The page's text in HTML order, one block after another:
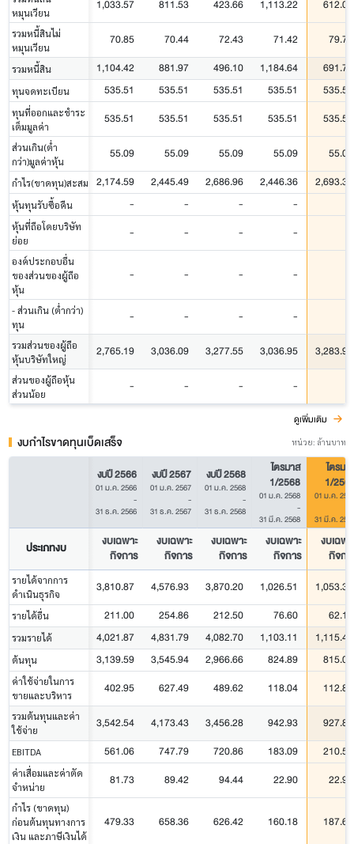
หมุนเวียน
1,033.57 811.53 423.66 1,113.22 612.05
รวมหนี้สินไม่
หมุนเวียน
70.85 70.44 72.43 71.42 79.71
รวมหนี้สิน 1,104.42 881.97 496.10 1,184.64 691.76
ทุนจดทะเบียน 535.51 535.51 535.51 535.51 535.51
ทุนที่ออกและชำระ
เต็มมูลค่า
535.51 535.51 535.51 535.51 535.51
ส่วนเกิน(ต่ำ
กว่า)มูลค่าหุ้น
55.09 55.09 55.09 55.09 55.09
กำไร(ขาดทุน)สะสม 2,174.59 2,445.49 2,686.96 2,446.36 2,693.36
หุ้นทุนรับซื้อคืน - - - -
หุ้นที่ถือโดยบริษัท
ย่อย
- - - -
องค์ประกอบอื่น
ของส่วนของผู้ถือ
หุ้น
- - - -
- ส่วนเกิน (ต่ำกว่า)
ทุน
- - - -
รวมส่วนของผู้ถือ
หุ้นบริษัทใหญ่
2,765.19 3,036.09 3,277.55 3,036.95 3,283.96
ส่วนของผู้ถือหุ้น
ส่วนน้อย
- - - -
ดูเพิ่มเติม
งบกำไรขาดทุนเบ็ดเสร็จ หน่วย: ล้านบาท
งบปี 2566
01 ม.ค. 2566
-
31 ธ.ค. 2566
งบปี 2567
01 ม.ค. 2567
-
31 ธ.ค. 2567
งบปี 2568
01 ม.ค. 2568
-
31 ธ.ค. 2568
ไตรมาส
1/2568
01 ม.ค. 2568
-
31 มี.ค. 2568
ไตรมา
1/
01 ม.ค.
31 มี.ค.
ประเภทงบ
งบเฉพาะ
กิจการ
งบเฉพาะ
กิจการ
งบเฉพาะ
กิจการ
งบเฉพาะ
กิจการ
งบเฉพา
กิจกา
รายได้จากการ
ดำเนินธุรกิจ
3,810.87 4,576.93 3,870.20 1,026.51 1,053.32
รายได้อื่น 211.00 254.86 212.50 76.60 62.15
รวมรายได้ 4,021.87 4,831.79 4,082.70 1,103.11 1,115.47
ต้นทุน 3,139.59 3,545.94 2,966.66 824.89 815.03
ค่าใช้จ่ายในการ
ขายและบริหาร
402.95 627.49 489.62 118.04 112.83
รวมต้นทุนและค่า
ใช้จ่าย
3,542.54 4,173.43 3,456.28 942.93 927.86
EBITDA 561.06 747.79 720.86 183.09 210.50
ค่าเสื่อมและค่าตัด
จำหน่าย
81.73 89.42 94.44 22.90 22.90
กำไร (ขาดทุน)
ก่อนต้นทุนทางการ
เงิน และภาษีเงินได้
479.33 658.36 626.42 160.18 187.61